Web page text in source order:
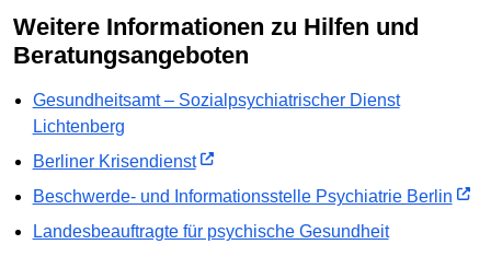
Weitere Informationen zu Hilfen und
Beratungsangeboten
Gesundheitsamt – Sozialpsychiatrischer Dienst
Lichtenberg
Berliner Krisendienst
Beschwerde- und Informationsstelle Psychiatrie Berlin
Landesbeauftragte für psychische Gesundheit